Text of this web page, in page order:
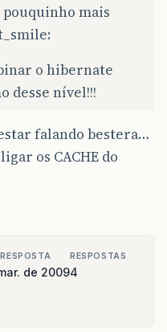
mais
o hibernate
desse nível!!!
falando bestera…
os CACHE do
de 2009
RESPOSTAS
4